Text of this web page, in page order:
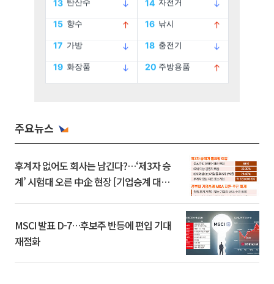
주요뉴스
후계자 없어도 회사는 남긴다?…‘제3자 승
계’ 시험대 오른 中企 현장 [기업승계 대전
MSCI 발표 D-7…후보주 반등에 편입 기대
재점화